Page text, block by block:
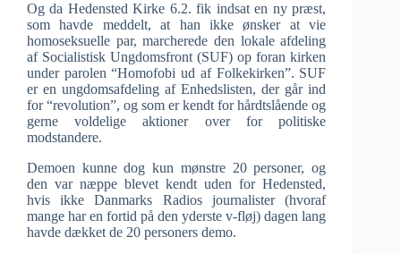
Og da Hedensted Kirke 6.2. fik indsat en ny præst,
som havde meddelt, at han ikke ønsker at vie
homoseksuelle par, marcherede den lokale afdeling
af Socialistisk Ungdomsfront (SUF) op foran kirken
under parolen “Homofobi ud af Folkekirken”. SUF
er en ungdomsafdeling af Enhedslisten, der går ind
for “revolution”, og som er kendt for hårdtslående og
gerne voldelige aktioner over for politiske
modstandere.
Demoen kunne dog kun mønstre 20 personer, og
den var næppe blevet kendt uden for Hedensted,
hvis ikke Danmarks Radios journalister (hvoraf
mange har en fortid på den yderste v-fløj) dagen lang
havde dækket de 20 personers demo.